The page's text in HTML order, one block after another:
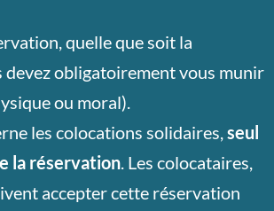
quelle que soit la
devez obligatoirement vous munir
ou moral).
les colocations solidaires,seul
la réservation. Les colocataires,
accepter cette réservation